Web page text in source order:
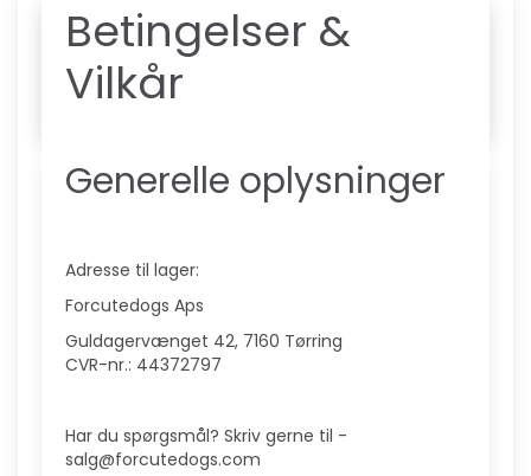
Betingelser &
Vilkår
Generelle oplysninger
Adresse til lager:
Forcutedogs Aps
Guldagervænget 42, 7160 Tørring
CVR-nr.: 44372797
Har du spørgsmål? Skriv gerne til -
salg@forcutedogs.com